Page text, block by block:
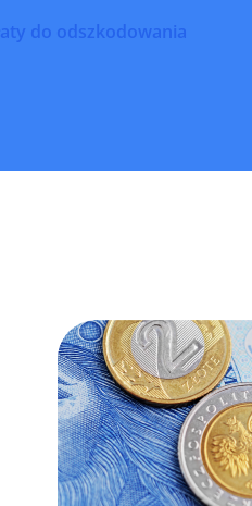
do odszkodowania